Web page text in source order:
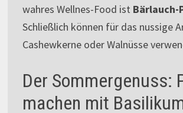
wahres Wellnes-Food ist Bärlauch-
Schließlich können für das nussige
Cashewkerne oder Walnüsse
Der Sommergenuss:
machen mit